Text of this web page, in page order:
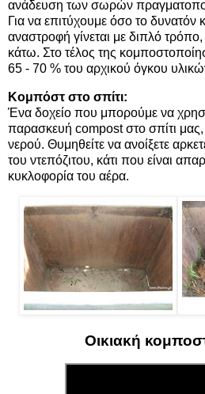
ανάδευση των σωρών
Για να επιτύχουμε όσο το δυνατόν
αναστροφή γίνεται με διπλό
κάτω. Στο τέλος της
65 - 70 % του αρχικού όγκου
Κομπόστ στο σπίτι:
Ένα δοχείο που μπορούμε να
παρασκευή compost στο σπίτι μας,
νερού. Θυμηθείτε να ανοίξετε
του ντεπόζιτου, κάτι που είναι
κυκλοφορία του αέρα.
Οικιακή